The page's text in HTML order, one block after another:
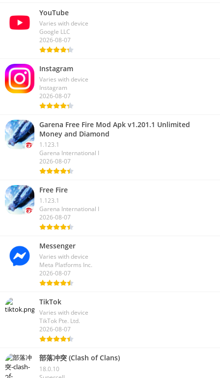
YouTube
Varies with device
Google LLC
2026-08-07
Instagram
Varies with device
Instagram
2026-08-07
Garena Free Fire Mod Apk v1.201.1 Unlimited
Money and Diamond
1.123.1
Garena International I
2026-08-07
Free Fire
1.123.1
Garena International I
2026-08-07
Messenger
Varies with device
Meta Platforms Inc.
2026-08-07
TikTok
Varies with device
TikTok Pte. Ltd.
2026-08-07
部落冲突 (Clash of Clans)
18.0.10